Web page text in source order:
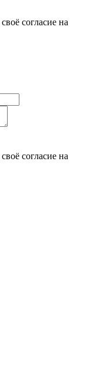
согласие на
согласие на